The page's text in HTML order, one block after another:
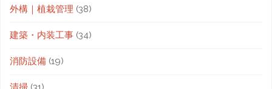
外構｜植栽管理 (38)
建築・内装工事 (34)
消防設備 (19)